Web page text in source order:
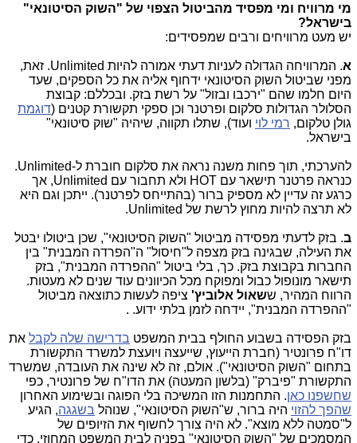
מי מרוויח ומי מפסיד מהביטול הצפוי של "השוק הסיטונאי"
בישראל?
יש מעט מרוויחים ורבים שמפסידים:
א
. המרוויחה הגדולה לעניות דעתי אמורה להיות Unlimited. זאת,
מפני שביטול השוק הסיטונאי ידחוף אליה את כל הספקים, שעד
היום חלמו שהם "ירכבו ובזול" על רשת בזק. ובכללם: קבוצת
הסלולר הגדולות סלקום ופרטנר וכן ספקי תקשורת קטנים (דוגמת
גולן טלקום, רמי לוי ועוד), שתלו תקווה, שיהיה "שוק סיטונאי"
בישראל.
להערכתי, תוך פחות משנה נראה את סלקום חוברת ל-Unlimited.
כנראה פרטנר תישאר עם HOT ולא תחבור עם Unlimited, אך
כרגע זה עדיין לא מספיק ברור (בהתייחס לפרטנר). ייתכן וגם היא
לא תרצה להיות מחוץ לרשת של Unlimited.
ב. בזק לדעתי מפסידה מביטול "השוק הסיטונאי", שכן ביטולו יבטל
את העילה, שבגינה בזק מצפה ל"חיסול" ה"הפרדה המבנית" בין
החברות בקבוצת בזק. כך, בלי ביטול "ההפרדה המבנית", בזק
תישאר מונופול כבול ומפוקח מכל הכיוונים עוד שנים לא מעטות.
הרווח המהיר, ששאול אלוביץ' ציפה לעשות כתוצאה מביטול
"ההפרדה המבנית", יידחה לזמן בלתי ידוע. .
בזק הפסידה בשבוע החולף בבית המשפט בדרישה שלה לקבל את
דו"ח פרונטיר (חברת הייעוץ, שייעצה ויועצת למשרד התקשורת
בתחום "השוק הסיטונאי"). אולם, זה לא שינה את העובדה, שמשרד
התקשורת "פיברק" (בלשון המעטה) את הדו"ח של פרונטיר, כפי
שחשפנו כאן. התחמנות הזו המשיכה בלי הפוגה ובשימוע האחרון
שהפך להזוי היה ברור, ש"השוק הסיטונאי", שנוהל בשגגה, הגיע
ל"סמטה ללא מוצא". לא היה צורך לחשוף את הזיופים של
המסמכים של "השוק הסיטונאי" בפניה לבית המשפט המחוזי, כדי